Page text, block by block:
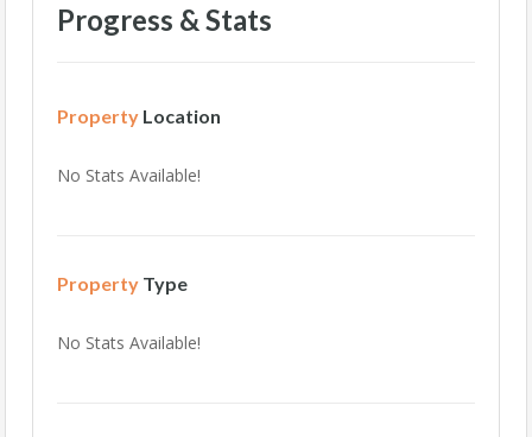
Progress & Stats
Property Location
No Stats Available!
Property Type
No Stats Available!